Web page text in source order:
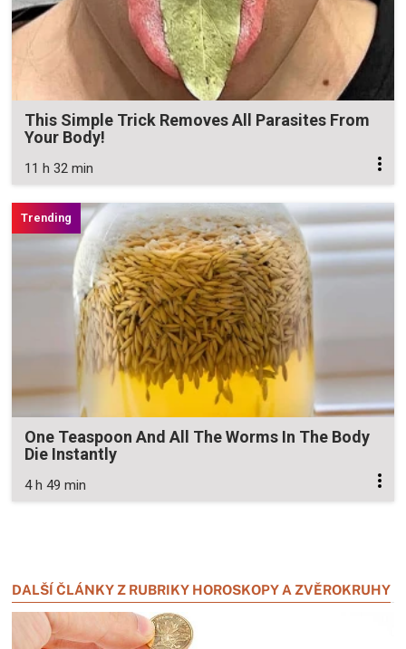
This Simple Trick Removes All Parasites From
Your Body!
11 h 32 min
One Teaspoon And All The Worms In The Body
Die Instantly
4 h 49 min
DALŠÍ ČLÁNKY Z RUBRIKY HOROSKOPY A ZVĚROKRUHY